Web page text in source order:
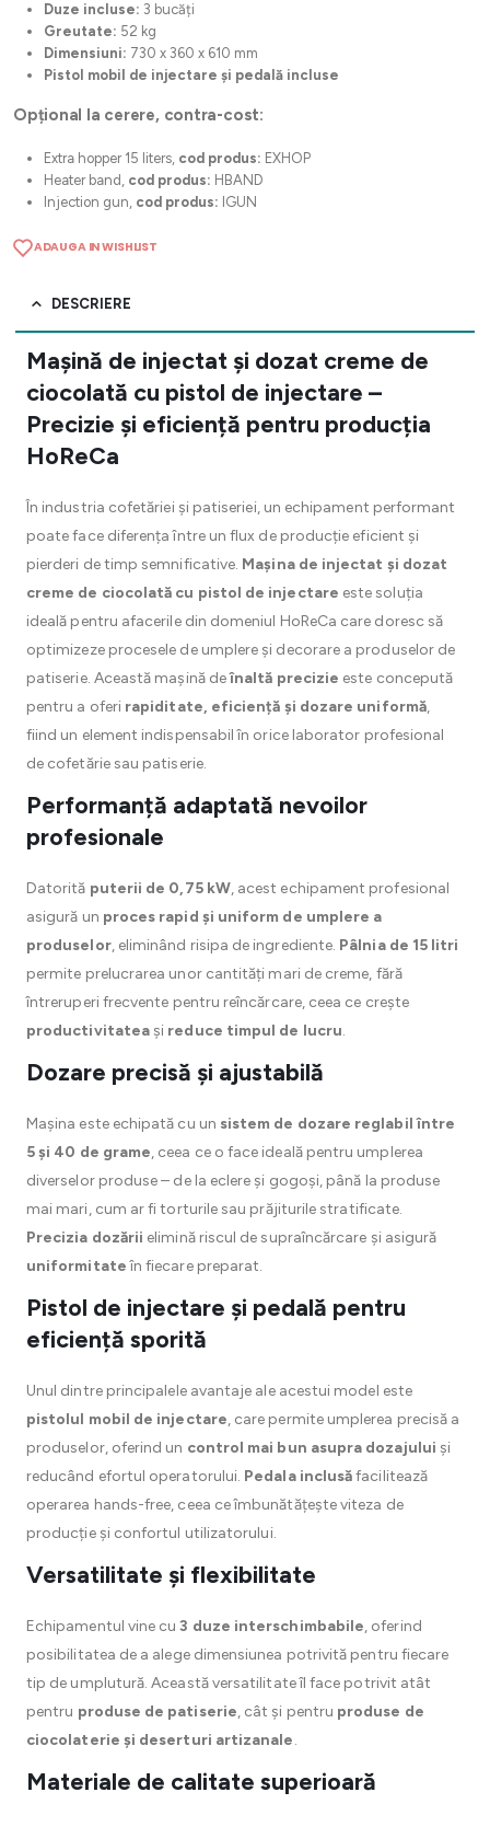
Duze incluse: 3 bucăți
Greutate: 52 kg
Dimensiuni: 730 x 360 x 610 mm
Pistol mobil de injectare și pedală incluse
Opțional la cerere, contra-cost:
Extra hopper 15 liters, cod produs: EXHOP
Heater band, cod produs: HBAND
Injection gun, cod produs: IGUN
ADAUGA IN WISHLIST
DESCRIERE
Mașină de injectat și dozat creme de
ciocolată cu pistol de injectare –
Precizie și eficiență pentru producția
HoReCa
În industria cofetăriei și patiseriei, un echipament performant
poate face diferența între un flux de producție eficient și
pierderi de timp semnificative. Mașina de injectat și dozat
creme de ciocolată cu pistol de injectare este soluția
ideală pentru afacerile din domeniul HoReCa care doresc să
optimizeze procesele de umplere și decorare a produselor de
patiserie. Această mașină deînaltă precizie este concepută
pentru a oferi rapiditate, eficiență și dozare uniformă,
fiind un element indispensabil în orice laborator profesional
de cofetărie sau patiserie.
Performanță adaptată nevoilor
profesionale
Datorită puterii de 0,75 kW, acest echipament profesional
asigură un proces rapid și uniform de umplere a
produselor, eliminând risipa de ingrediente. Pâlnia de 15 litri
permite prelucrarea unor cantități mari de creme, fără
întreruperi frecvente pentru reîncărcare, ceea ce crește
productivitatea și reduce timpul de lucru.
Dozare precisă și ajustabilă
Mașina este echipată cu un sistem de dozare reglabil între
5 și 40 de grame, ceea ce o face ideală pentru umplerea
diverselor produse – de la eclere și gogoși, până la produse
mai mari, cum ar fi torturile sau prăjiturile stratificate.
Precizia dozării elimină riscul de supraîncărcare și asigură
uniformitateîn fiecare preparat.
Pistol de injectare și pedală pentru
eficiență sporită
Unul dintre principalele avantaje ale acestui model este
pistolul mobil de injectare, care permite umplerea precisă a
produselor, oferind un control mai bun asupra dozajului și
reducând efortul operatorului. Pedala inclusăfacilitează
operarea hands-free, ceea ce îmbunătățește viteza de
producție și confortul utilizatorului.
Versatilitate și flexibilitate
Echipamentul vine cu3 duze interschimbabile, oferind
posibilitatea de a alege dimensiunea potrivită pentru fiecare
tip de umplutură. Această versatilitate îl face potrivit atât
pentru produse de patiserie, cât și pentru produse de
ciocolaterie și deserturi artizanale.
Materiale de calitate superioară